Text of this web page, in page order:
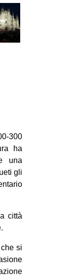
300
ha
una
gli
città
si